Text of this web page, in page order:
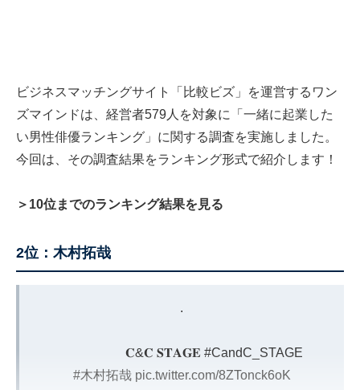
ビジネスマッチングサイト「比較ビズ」を運営するワン
ズマインドは、経営者579人を対象に「一緒に起業した
い男性俳優ランキング」に関する調査を実施しました。
今回は、その調査結果をランキング形式で紹介します！
＞10位までのランキング結果を見る
2位：木村拓哉
.
𝐂&𝐂 𝐒𝐓𝐀𝐆𝐄 #CandC_STAGE
#木村拓哉 pic.twitter.com/8ZTonck6oK